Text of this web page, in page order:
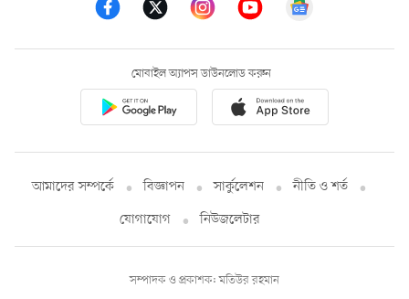
মোবাইল অ্যাপস ডাউনলোড করুন
আমাদের সম্পর্কে বিজ্ঞাপন সার্কুলেশন
নীতি ও শর্ত
যোগাযোগ
নিউজলেটার
সম্পাদক ও প্রকাশক: মতিউর রহমান